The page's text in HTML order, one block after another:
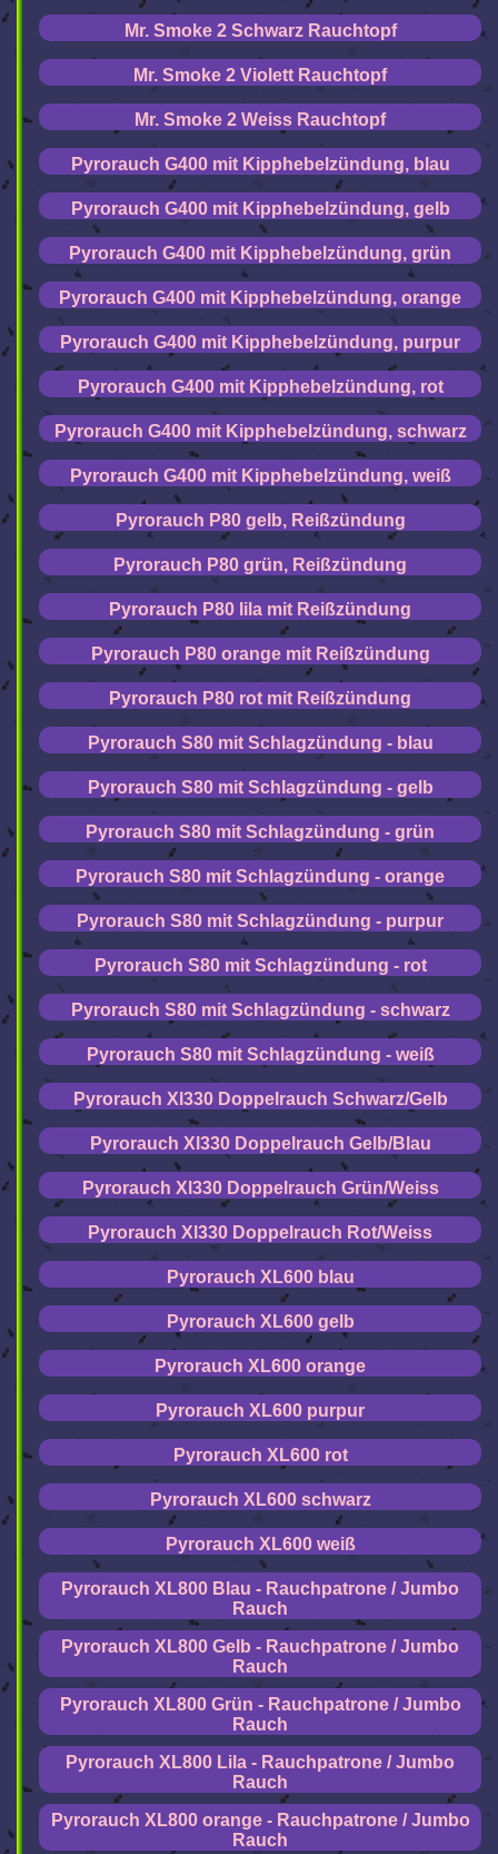
Mr. Smoke 2 Schwarz Rauchtopf
Mr. Smoke 2 Violett Rauchtopf
Mr. Smoke 2 Weiss Rauchtopf
Pyrorauch G400 mit Kipphebelzündung, blau
Pyrorauch G400 mit Kipphebelzündung, gelb
Pyrorauch G400 mit Kipphebelzündung, grün
Pyrorauch G400 mit Kipphebelzündung, orange
Pyrorauch G400 mit Kipphebelzündung, purpur
Pyrorauch G400 mit Kipphebelzündung, rot
Pyrorauch G400 mit Kipphebelzündung, schwarz
Pyrorauch G400 mit Kipphebelzündung, weiß
Pyrorauch P80 gelb, Reißzündung
Pyrorauch P80 grün, Reißzündung
Pyrorauch P80 lila mit Reißzündung
Pyrorauch P80 orange mit Reißzündung
Pyrorauch P80 rot mit Reißzündung
Pyrorauch S80 mit Schlagzündung - blau
Pyrorauch S80 mit Schlagzündung - gelb
Pyrorauch S80 mit Schlagzündung - grün
Pyrorauch S80 mit Schlagzündung - orange
Pyrorauch S80 mit Schlagzündung - purpur
Pyrorauch S80 mit Schlagzündung - rot
Pyrorauch S80 mit Schlagzündung - schwarz
Pyrorauch S80 mit Schlagzündung - weiß
Pyrorauch Xl330 Doppelrauch Schwarz/Gelb
Pyrorauch Xl330 Doppelrauch Gelb/Blau
Pyrorauch Xl330 Doppelrauch Grün/Weiss
Pyrorauch Xl330 Doppelrauch Rot/Weiss
Pyrorauch XL600 blau
Pyrorauch XL600 gelb
Pyrorauch XL600 orange
Pyrorauch XL600 purpur
Pyrorauch XL600 rot
Pyrorauch XL600 schwarz
Pyrorauch XL600 weiß
Pyrorauch XL800 Blau - Rauchpatrone / Jumbo
Rauch
Pyrorauch XL800 Gelb - Rauchpatrone / Jumbo
Rauch
Pyrorauch XL800 Grün - Rauchpatrone / Jumbo
Rauch
Pyrorauch XL800 Lila - Rauchpatrone / Jumbo
Rauch
Pyrorauch XL800 orange - Rauchpatrone / Jumbo
Rauch